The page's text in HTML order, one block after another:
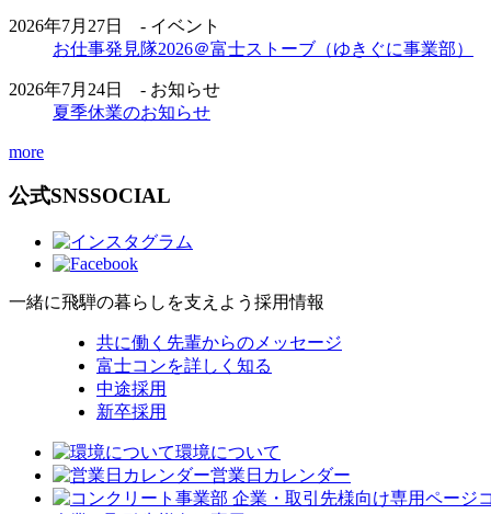
2026年7月27日 - イベント
お仕事発見隊2026＠富士ストーブ（ゆきぐに事業部）
2026年7月24日 - お知らせ
夏季休業のお知らせ
more
公式SNSSOCIAL
一緒に飛騨の暮らしを支えよう 採用情報
共に働く先輩からのメッセージ
富士コンを詳しく知る
中途採用
新卒採用
環境について
営業日カレンダー